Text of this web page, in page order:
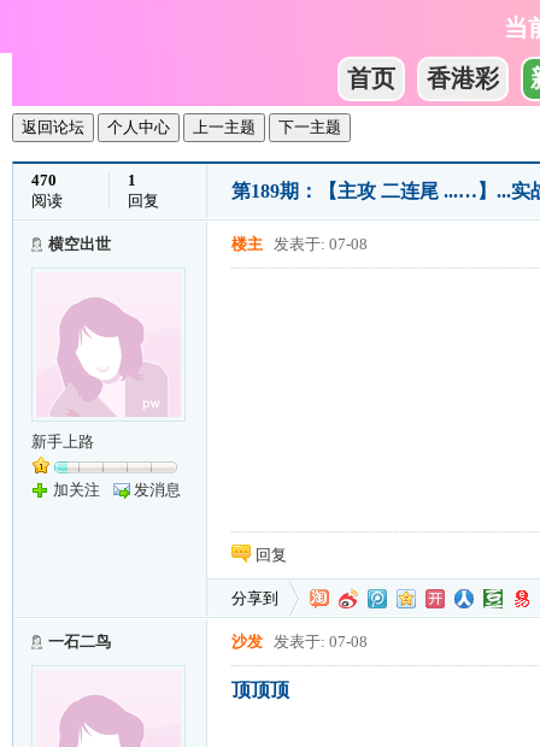
当
首页
香港彩
返回论坛 个人中心 上一主题 下一主题
470
阅读
1
回复
第189期：【主攻 二连尾 ...…】...
横空出世
新手上路
加关注 发消息
楼主 发表于: 07-08
回复
分享到
一石二鸟 沙发 发表于: 07-08
顶顶顶